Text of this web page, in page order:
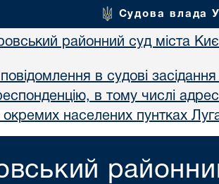
Судова влада
районний суд міста
в судові
в тому числі
населених пунтках